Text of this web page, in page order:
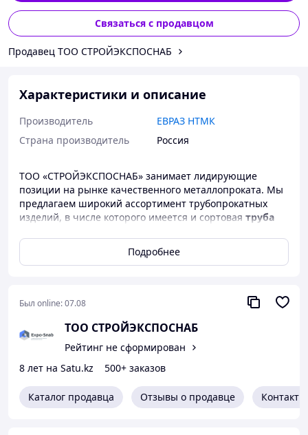
Связаться с продавцом
Продавец ТОО СТРОЙЭКСПОСНАБ
Характеристики и описание
Производитель
ЕВРАЗ НТМК
Страна производитель
Россия
ТОО «СТРОЙЭКСПОСНАБ» занимает лидирующие
позиции на рынке качественного металлопроката. Мы
предлагаем широкий ассортимент трубопрокатных
изделий, в числе которого имеется и сортовая труба
которой самая выгодная в Астане.
Что представляют собой трубы стальные
Труба прямоугольная
– разновидность черного
металлопроката полого внутри. Для изготовления
профильной трубы прямоугольной используются
легированные углеродистые стали качественных
марок. Холоднокатаные или горячекатаные заготовки в
автоматических станках с последующим
электросвариванием торцевых сторон. Получившийся
Подробнее
Был online:07.08
ТОО СТРОЙЭКСПОСНАБ
Рейтинг не сформирован
8 лет на Satu.kz
500+ заказов
Каталог продавца Отзывы о продавце Контакты